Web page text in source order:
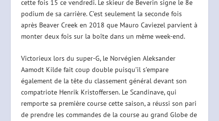
cette fois 15 ce vendredi. Le skieur de Beverin signe le 8e
podium de sa carrière. C’est seulement la seconde fois
après Beaver Creek en 2018 que Mauro Caviezel parvient à
monter deux fois sur la boîte dans un même week-end.
Victorieux lors du super-G, le Norvégien Aleksander
Aamodt Kilde fait coup double puisqu’il s’empare
également de la tête du classement général devant son
compatriote Henrik Kristoffersen. Le Scandinave, qui
remporte sa première course cette saison, a réussi son pari
de prendre les commandes de la course au grand Globe de